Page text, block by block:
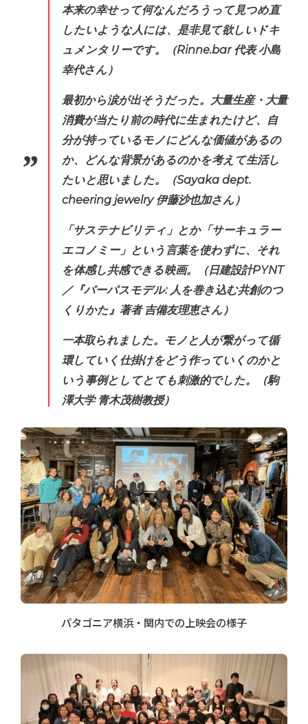
本来の幸せって何なんだろうって見つめ直
したいような人には、是非見て欲しいドキ
ュメンタリーです。
（Rinne.bar 代表 小島
幸代さん）
最初から涙が出そうだった。大量生産・大量
消費が当たり前の時代に生まれたけど、自
分が持っているモノにどんな価値があるの
か、どんな背景があるのかを考えて生活し
たいと思いました。
（Sayaka dept.
cheering jewelry 伊藤沙也加さん）
「サステナビリティ」とか「サーキュラー
エコノミー」という言葉を使わずに、それ
を体感し共感できる映画。
（日建設計PYNT
／『パーパスモデル: 人を巻き込む共創のつ
くりかた』著者 吉備友理恵さん）
一本取られました。モノと人が繋がって循
環していく仕掛けをどう作っていくのかと
いう事例としてとても刺激的でした。
（駒
澤大学 青木茂樹教授）
パタゴニア横浜・関内での上映会の様子